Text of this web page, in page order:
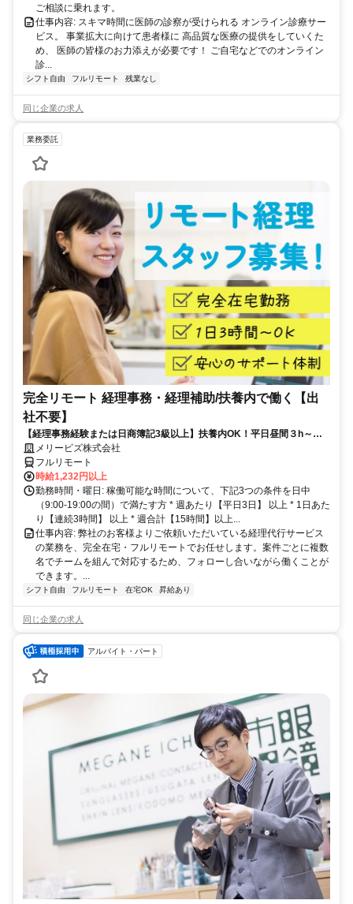
ご相談に乗れます。
仕事内容: スキマ時間に医師の診察が受けられる オンライン診療サー
ビス。 事業拡大に向けて患者様に 高品質な医療の提供をしていくた
め、 医師の皆様のお力添えが必要です！ ご自宅などでのオンライン
診...
シフト自由 フルリモート 残業なし
同じ企業の求人
業務委託
完全リモート 経理事務・経理補助/扶養内で働く【出
社不要】
【経理事務経験または日商簿記3級以上】扶養内OK！平日昼間３h～。
完全在宅で育児・介護中の方も大歓迎♪
メリービズ株式会社
フルリモート
時給1,232円以上
勤務時間・曜日: 稼働可能な時間について、下記3つの条件を日中
（9:00-19:00の間）で満たす方 * 週あたり【平日3日】 以上 * 1日あた
り【連続3時間】 以上 * 週合計【15時間】以上...
仕事内容: 弊社のお客様よりご依頼いただいている経理代行サービス
の業務を、完全在宅・フルリモートでお任せします。案件ごとに複数
名でチームを組んで対応するため、フォローし合いながら働くことが
できます。...
シフト自由 フルリモート 在宅OK 昇給あり
同じ企業の求人
アルバイト・パート